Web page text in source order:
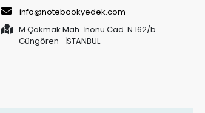
info@notebookyedek.com
M.Çakmak Mah. İnönü Cad. N.162/b
Güngören- İSTANBUL